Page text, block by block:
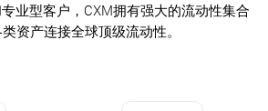
业型客户，CXM拥有强大的流动性集合
资产连接全球顶级流动性。